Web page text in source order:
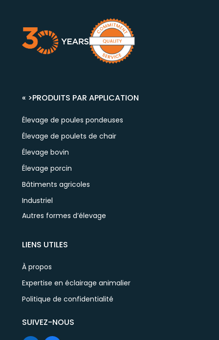
« >PRODUITS PAR APPLICATION
Élevage de poules pondeuses
Élevage de poulets de chair
Élevage bovin
Élevage porcin
Bâtiments agricoles
Industriel
Autres formes d’élevage
LIENS UTILES
À propos
Expertise en éclairage animalier
Politique de confidentialité
SUIVEZ-NOUS